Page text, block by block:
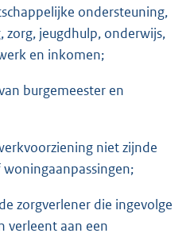
ondersteuning,
zorg, jeugdhulp, onderwijs,
en inkomen;
burgemeester en
niet zijnde
zorgverlener die ingevolge
verleent aan een